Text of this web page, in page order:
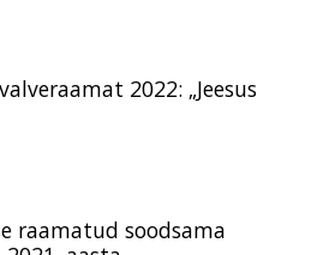
2022: „Jeesus
raamatud soodsama